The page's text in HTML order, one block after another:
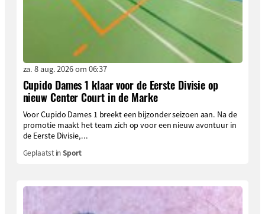
za. 8 aug. 2026 om 06:37
Cupido Dames 1 klaar voor de Eerste Divisie op
nieuw Center Court in de Marke
Voor Cupido Dames 1 breekt een bijzonder seizoen aan. Na de
promotie maakt het team zich op voor een nieuw avontuur in
de Eerste Divisie,...
Geplaatst inSport